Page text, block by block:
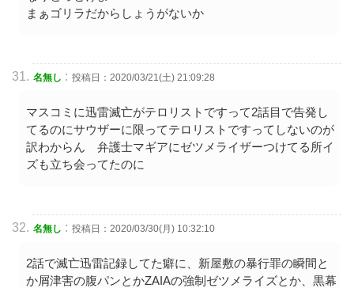
まぁゴリラだからしょうがないか
名無し : 投稿日：2020/03/21(土) 21:09:28
マスコミに迅雷滅亡がテロリストですって2話目で告発し
てるのにサウザーに限ってテロリストですってしないのが
訳わからん 弁護士マギアにゼツメライザーつけてる所イ
ズも立ち会ってたのに
名無し : 投稿日：2020/03/30(月) 10:32:10
2話で滅亡迅雷記録してた癖に、新屋敷の暴行罪の瞬間と
か屑津害の腹パンとかZAIAの強制ゼツメライズとか、黒幕